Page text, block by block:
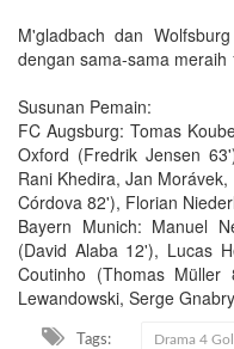
M'gladbach dan
dengan sama-sama meraih
Susunan Pemain:
FC Augsburg: Tomas
Oxford (Fredrik Jensen
Rani Khedira, Jan
Córdova 82'), Florian
Bayern Munich: Manuel
(David Alaba 12'), Lucas
Coutinho (Thomas
Lewandowski, Serge
Tags: Drama 4 Gol